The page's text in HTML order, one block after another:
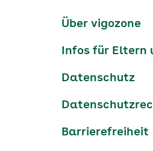
Services-
Über vigozone
Infos für Eltern
Datenschutz
Barrierefreiheit